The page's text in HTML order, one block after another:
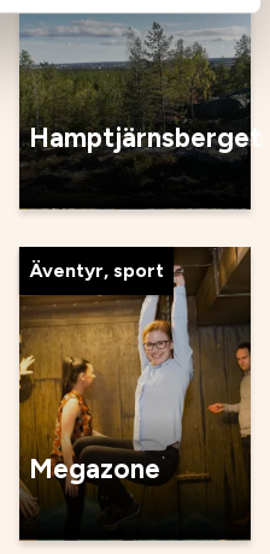
Hamptjärnsberget
Äventyr, sport
Megazone